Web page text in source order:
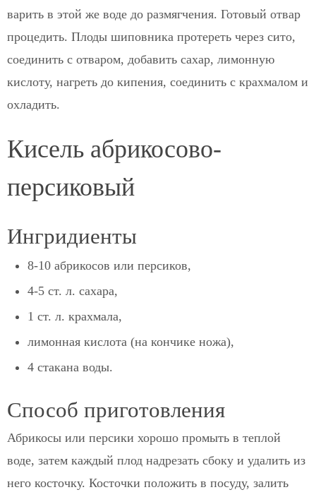
варить в этой же воде до размягчения. Готовый отвар
процедить. Плоды шиповника протереть через сито,
соединить с отваром, добавить сахар, лимонную
кислоту, нагреть до кипения, соединить с крахмалом и
охладить.
Кисель абрикосово-
персиковый
Ингридиенты
8-10 абрикосов или персиков,
4-5 ст. л. сахара,
1 ст. л. крахмала,
лимонная кислота (на кончике ножа),
4 стакана воды.
Способ приготовления
Абрикосы или персики хорошо промыть в теплой
воде, затем каждый плод надрезать сбоку и удалить из
него косточку. Косточки положить в посуду, залить